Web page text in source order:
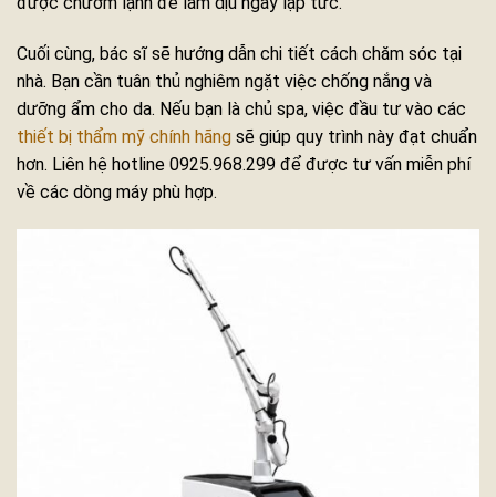
Cuối cùng, bác sĩ sẽ hướng dẫn chi tiết cách chăm sóc tại
nhà. Bạn cần tuân thủ nghiêm ngặt việc chống nắng và
dưỡng ẩm cho da. Nếu bạn là chủ spa, việc đầu tư vào các
thiết bị thẩm mỹ chính hãng sẽ giúp quy trình này đạt chuẩn
hơn. Liên hệ hotline 0925.968.299 để được tư vấn miễn phí
về các dòng máy phù hợp.